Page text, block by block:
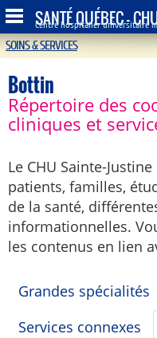
SANTÉ QUÉBEC -
Centre hospitalier universitaire
SOINS & SERVICES
Bottin
Répertoire des
cliniques et
Le CHU Sainte-
patients, familles,
de la santé,
informationnelles.
les contenus en lien
Grandes spécialités
Services connexes